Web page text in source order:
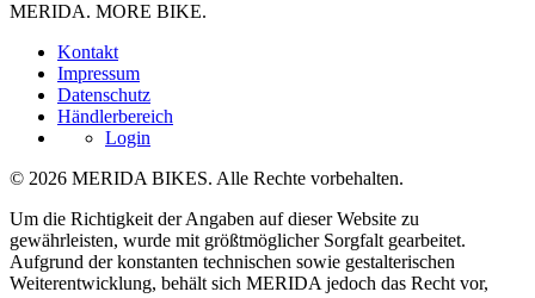
MERIDA. MORE BIKE.
Kontakt
Impressum
Datenschutz
Händlerbereich
Login
© 2026 MERIDA BIKES. Alle Rechte vorbehalten.
Um die Richtigkeit der Angaben auf dieser Website zu
gewährleisten, wurde mit größtmöglicher Sorgfalt gearbeitet.
Aufgrund der konstanten technischen sowie gestalterischen
Weiterentwicklung, behält sich MERIDA jedoch das Recht vor,